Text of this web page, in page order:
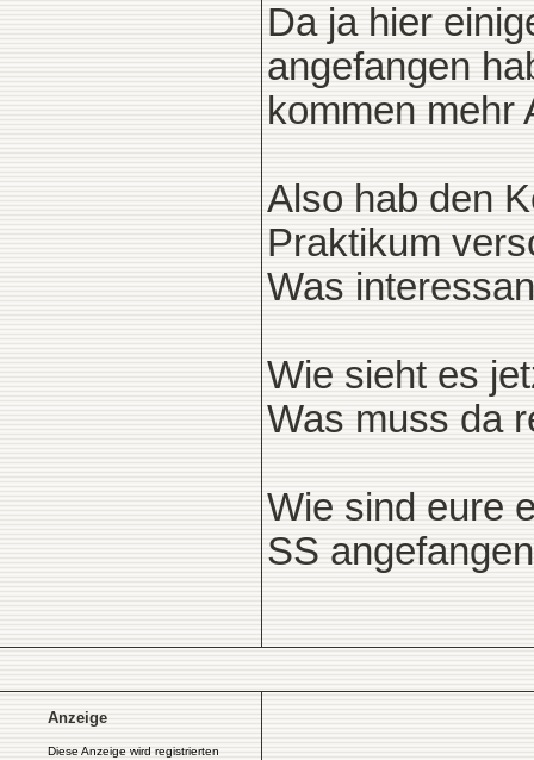
Da ja hier
angefangen
kommen
Also hab den
Praktikum
Was
Wie sieht es
Was muss da
Wie sind eure
SS
Anzeige
Diese Anzeige wird registrierten